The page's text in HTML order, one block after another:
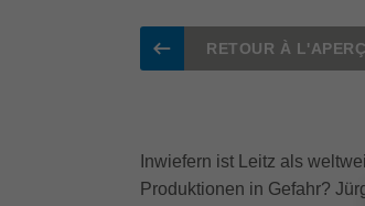
RETOUR À
Inwiefern ist Leitz als
Produktionen in Gefahr?